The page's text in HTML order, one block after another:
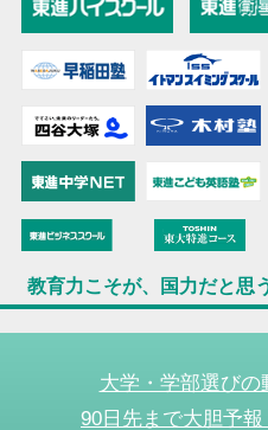
教育力こそが、国力だと思う
大学・学部選び
90日先まで大胆予